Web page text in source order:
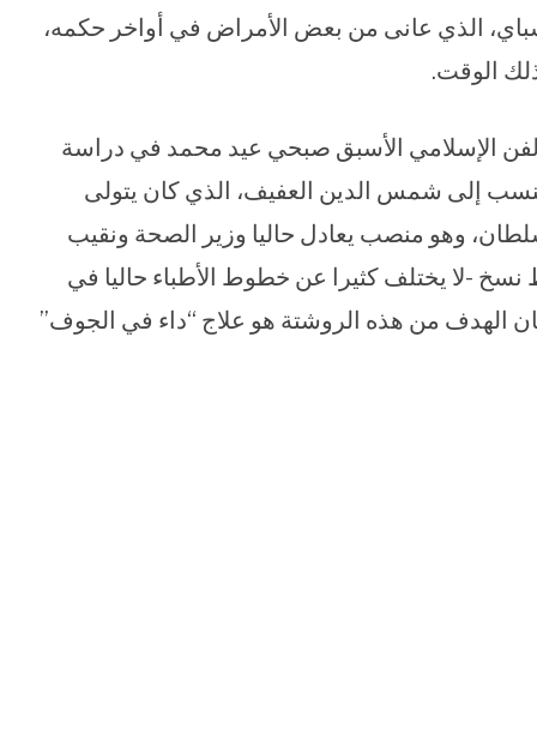
برسباي، الذي عانى من بعض الأمراض في أواخر حكمه،
الوقت.
الإسلامي الأسبق صبحي عيد محمد في دراسة
عليها في حفائر الفسطاط سنة 1931، وتنسب إلى شمس الدين العفيف، الذي كان يتولى
وهو منصب يعادل حاليا وزير الصحة ونقيب
-لا يختلف كثيرا عن خطوط الأطباء حاليا في
الهدف من هذه الروشتة هو علاج “داء في الجوف”